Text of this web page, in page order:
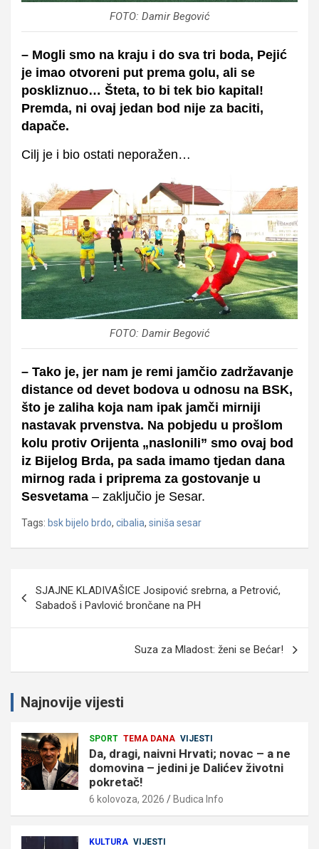
FOTO: Damir Begović
– Mogli smo na kraju i do sva tri boda, Pejić
je imao otvoreni put prema golu, ali se
poskliznuo… Šteta, to bi tek bio kapital!
Premda, ni ovaj jedan bod nije za baciti,
dapače.
Cilj je i bio ostati neporažen…
FOTO: Damir Begović
– Tako je, jer nam je remi jamčio zadržavanje
distance od devet bodova u odnosu na BSK,
što je zaliha koja nam ipak jamči mirniji
nastavak prvenstva. Na pobjedu u prošlom
kolu protiv Orijenta „naslonili” smo ovaj bod
iz Bijelog Brda, pa sada imamo tjedan dana
mirnog rada i priprema za gostovanje u
Sesvetama – zaključio je Sesar.
Tags: bsk bijelo brdo, cibalia, siniša sesar
objava
SJAJNE KLADIVAŠICE Josipović srebrna, a Petrović,
Sabadoš i Pavlović brončane na PH
Suza za Mladost: ženi se Bećar!
Najnovije vijesti
SPORT TEMA DANA VIJESTI
Da, dragi, naivni Hrvati; novac – a ne
domovina – jedini je Dalićev životni
pokretač!
6 kolovoza, 2026 Budica Info
KULTURA VIJESTI